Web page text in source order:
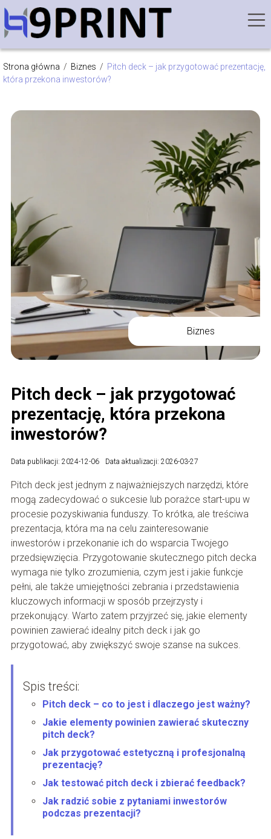
Strona główna / Biznes / Pitch deck – jak przygotować prezentację,
która przekona inwestorów?
Biznes
Pitch deck – jak przygotować
prezentację, która przekona
inwestorów?
Data publikacji: 2024-12-06 Data aktualizacji: 2026-03-27
Pitch deck jest jednym z najważniejszych narzędzi, które
mogą zadecydować o sukcesie lub porażce start-upu w
procesie pozyskiwania funduszy. To krótka, ale treściwa
prezentacja, która ma na celu zainteresowanie
inwestorów i przekonanie ich do wsparcia Twojego
przedsięwzięcia. Przygotowanie skutecznego pitch decka
wymaga nie tylko zrozumienia, czym jest i jakie funkcje
pełni, ale także umiejętności zebrania i przedstawienia
kluczowych informacji w sposób przejrzysty i
przekonujący. Warto zatem przyjrzeć się, jakie elementy
powinien zawierać idealny pitch deck i jak go
przygotować, aby zwiększyć swoje szanse na sukces.
Spis treści:
Pitch deck – co to jest i dlaczego jest ważny?
Jakie elementy powinien zawierać skuteczny
pitch deck?
Jak przygotować estetyczną i profesjonalną
prezentację?
Jak testować pitch deck i zbierać feedback?
Jak radzić sobie z pytaniami inwestorów
podczas prezentacji?